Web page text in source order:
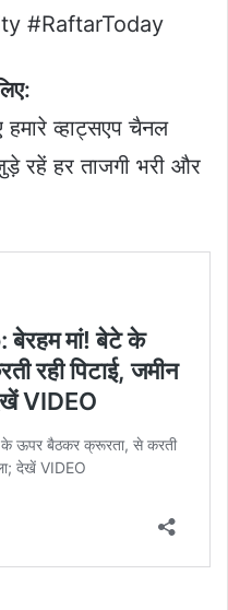
#RaftarToday
व्हाट्सएप चैनल
रहें हर ताजगी भरी और